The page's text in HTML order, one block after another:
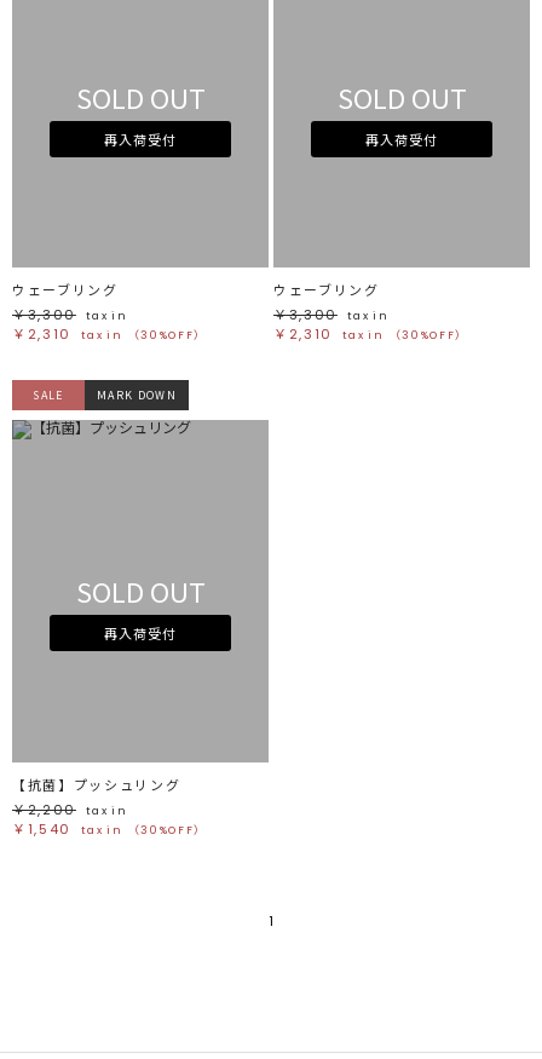
SOLD OUT
再入荷受付
ウェーブリング
￥3,300
tax in
￥2,310 tax in （30%OFF）
SOLD OUT
再入荷受付
ウェーブリング
￥3,300
tax in
￥2,310 tax in （30%OFF）
SALE MARK DOWN
SOLD OUT
再入荷受付
【抗菌】プッシュリング
￥2,200
tax in
￥1,540 tax in （30%OFF）
1